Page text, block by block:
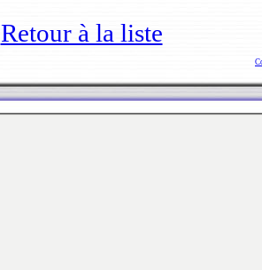
Retour à la liste